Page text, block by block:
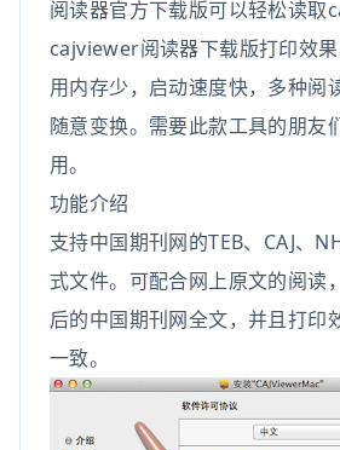
阅读器官方下载版可以轻松读取
cajviewer阅读器下载版打印效
用内存少，启动速度快，多种阅
随意变换。需要此款工具的朋友
用。
功能介绍
支持中国期刊网的TEB、CAJ、
式文件。可配合网上原文的阅读
后的中国期刊网全文，并且打印
一致。